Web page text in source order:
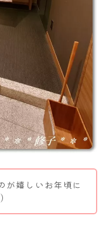
が嬉しいお年頃に